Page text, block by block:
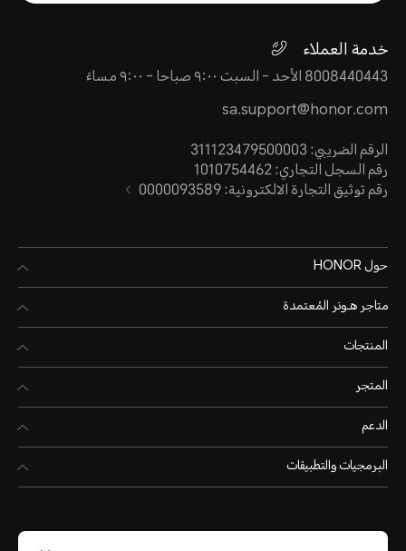
خدمة العملاء
8008440443 الأحد - السبت ٩:٠٠ صباحا - ٩:٠٠ مساءً
sa.support@honor.com
الرقم الضريبي: 311123479500003
رقم السجل التجاري: 1010754462
رقم توثيق التجارة الالكترونية: 0000093589
حول HONOR
متاجر هـونر المُعتمدة
المنتجات
المتجر
الدعم
البرمجيات والتطبيقات